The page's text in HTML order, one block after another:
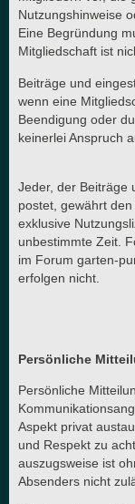
Nutzungshinweise
Eine Begründung
Mitgliedschaft ist
Beiträge und
wenn eine
Beendigung oder
keinerlei Anspruch
Jeder, der Beiträge
postet, gewährt
exklusive
unbestimmte Zeit.
im Forum garten-
erfolgen nicht.
Persönliche
Persönliche
Aspekt privat
und Respekt zu
auszugsweise ist
Absenders nicht